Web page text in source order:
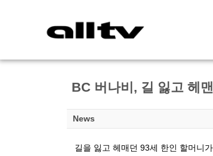
BC 버나비, 길 잃고 헤
News
길을 잃고 헤매던 93세 한인 할머니